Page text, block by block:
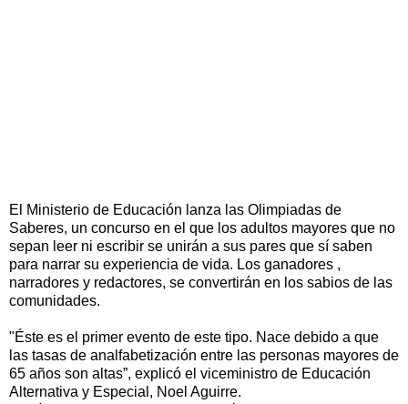
El Ministerio de Educación lanza las Olimpiadas de
Saberes, un concurso en el que los adultos mayores que no
sepan leer ni escribir se unirán a sus pares que sí saben
para narrar su experiencia de vida. Los ganadores ,
narradores y redactores, se convertirán en los sabios de las
comunidades.
"Éste es el primer evento de este tipo. Nace debido a que
las tasas de analfabetización entre las personas mayores de
65 años son altas”, explicó el viceministro de Educación
Alternativa y Especial, Noel Aguirre.